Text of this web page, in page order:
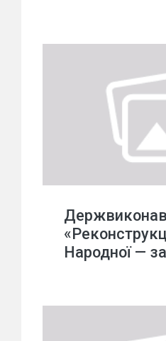
Народної —